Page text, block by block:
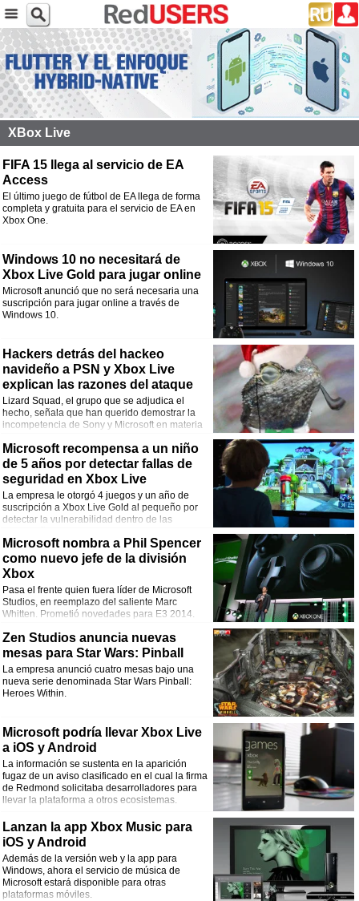
XBox Live
FIFA 15 llega al servicio de EA
Access
El último juego de fútbol de EA llega de forma
completa y gratuita para el servicio de EA en
Xbox One.
Windows 10 no necesitará de
Xbox Live Gold para jugar online
Microsoft anunció que no será necesaria una
suscripción para jugar online a través de
Windows 10.
Hackers detrás del hackeo
navideño a PSN y Xbox Live
explican las razones del ataque
Lizard Squad, el grupo que se adjudica el
hecho, señala que han querido demostrar la
incompetencia de Sony y Microsoft en materia
Microsoft recompensa a un niño
de 5 años por detectar fallas de
seguridad en Xbox Live
La empresa le otorgó 4 juegos y un año de
suscripción a Xbox Live Gold al pequeño por
detectar la vulnerabilidad dentro de las
Microsoft nombra a Phil Spencer
como nuevo jefe de la división
Xbox
Pasa el frente quien fuera líder de Microsoft
Studios, en reemplazo del saliente Marc
Whitten. Prometió novedades para E3 2014.
Zen Studios anuncia nuevas
mesas para Star Wars: Pinball
La empresa anunció cuatro mesas bajo una
nueva serie denominada Star Wars Pinball:
Heroes Within.
Microsoft podría llevar Xbox Live
a iOS y Android
La información se sustenta en la aparición
fugaz de un aviso clasificado en el cual la firma
de Redmond solicitaba desarrolladores para
llevar la plataforma a otros ecosistemas.
Lanzan la app Xbox Music para
iOS y Android
Además de la versión web y la app para
Windows, ahora el servicio de música de
Microsoft estará disponible para otras
plataformas móviles.